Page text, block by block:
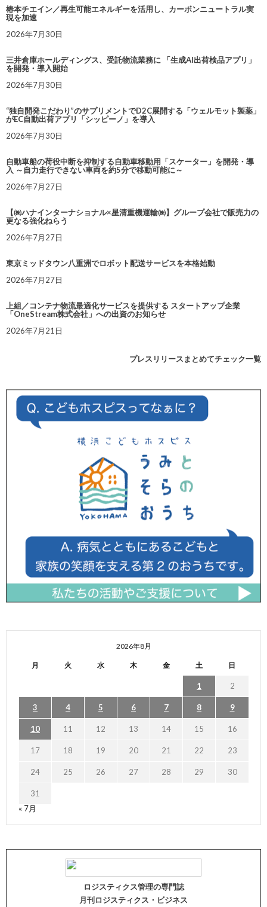
椿本チエイン／再生可能エネルギーを活用し、カーボンニュートラル実
現を加速
2026年7月30日
三井倉庫ホールディングス、受託物流業務に 「生成AI出荷検品アプリ」
を開発・導入開始
2026年7月30日
“独自開発こだわり”のサプリメントでD2C展開する「ウェルモット製薬」
がEC自動出荷アプリ「シッピーノ」を導入
2026年7月30日
自動車船の荷役中断を抑制する自動車移動用「スケーター」を開発・導
入 ～自力走行できない車両を約5分で移動可能に～
2026年7月27日
【㈱ハナインターナショナル×星清重機運輸㈱】グループ会社で販売力の
更なる強化ねらう
2026年7月27日
東京ミッドタウン八重洲でロボット配送サービスを本格始動
2026年7月27日
上組／コンテナ物流最適化サービスを提供する スタートアップ企業
「OneStream株式会社」への出資のお知らせ
2026年7月21日
プレスリリースまとめてチェック一覧
2026年8月
月 火 水 木 金 土 日
1 2
3 4 5 6 7 8 9
10 11 12 13 14 15 16
17 18 19 20 21 22 23
24 25 26 27 28 29 30
31
« 7月
ロジスティクス管理の専門誌
月刊ロジスティクス・ビジネス